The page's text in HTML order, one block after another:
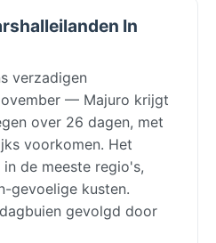
In
verzadigen
— Majuro krijgt
over 26 dagen, met
voorkomen. Het
de meeste regio's,
gevoelige kusten.
gevolgd door